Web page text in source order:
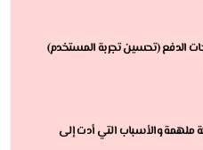
الدفع (تحسين تجربة المستخدم)
ملهمة والأسباب التي أدت إلى